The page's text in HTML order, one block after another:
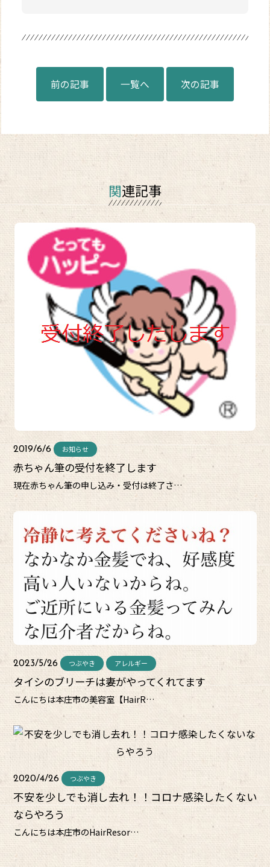
前の記事 一覧へ 次の記事
関連記事
2019/6/6 お知らせ
赤ちゃん筆の受付を終了します
現在赤ちゃん筆の申し込み・受付は終了さ…
2023/5/26 つぶやき アレルギー
タイシのブリーチは妻がやってくれてます
こんにちは本庄市の美容室【HairR…
2020/4/26 つぶやき
不安を少しでも消し去れ！！コロナ感染したくない
ならやろう
こんにちは本庄市のHairResor…